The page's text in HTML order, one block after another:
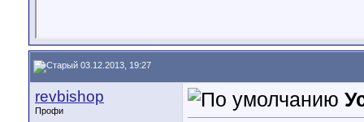
03.12.2013, 19:27
revbishop
Профи